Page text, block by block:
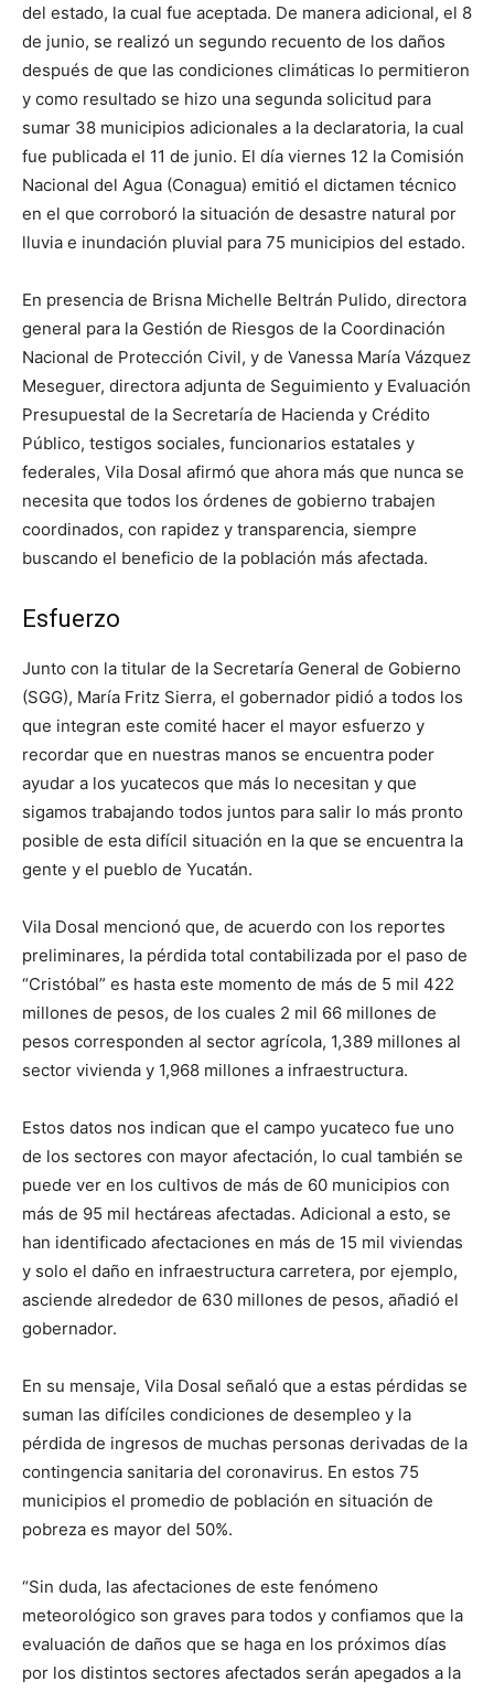
del estado, la cual fue aceptada. De manera adicional, el 8
de junio, se realizó un segundo recuento de los daños
después de que las condiciones climáticas lo permitieron
y como resultado se hizo una segunda solicitud para
sumar 38 municipios adicionales a la declaratoria, la cual
fue publicada el 11 de junio. El día viernes 12 la Comisión
Nacional del Agua (Conagua) emitió el dictamen técnico
en el que corroboró la situación de desastre natural por
lluvia e inundación pluvial para 75 municipios del estado.
En presencia de Brisna Michelle Beltrán Pulido, directora
general para la Gestión de Riesgos de la Coordinación
Nacional de Protección Civil, y de Vanessa María Vázquez
Meseguer, directora adjunta de Seguimiento y Evaluación
Presupuestal de la Secretaría de Hacienda y Crédito
Público, testigos sociales, funcionarios estatales y
federales, Vila Dosal afirmó que ahora más que nunca se
necesita que todos los órdenes de gobierno trabajen
coordinados, con rapidez y transparencia, siempre
buscando el beneficio de la población más afectada.
Esfuerzo
Junto con la titular de la Secretaría General de Gobierno
(SGG), María Fritz Sierra, el gobernador pidió a todos los
que integran este comité hacer el mayor esfuerzo y
recordar que en nuestras manos se encuentra poder
ayudar a los yucatecos que más lo necesitan y que
sigamos trabajando todos juntos para salir lo más pronto
posible de esta difícil situación en la que se encuentra la
gente y el pueblo de Yucatán.
Vila Dosal mencionó que, de acuerdo con los reportes
preliminares, la pérdida total contabilizada por el paso de
“Cristóbal” es hasta este momento de más de 5 mil 422
millones de pesos, de los cuales 2 mil 66 millones de
pesos corresponden al sector agrícola, 1,389 millones al
sector vivienda y 1,968 millones a infraestructura.
Estos datos nos indican que el campo yucateco fue uno
de los sectores con mayor afectación, lo cual también se
puede ver en los cultivos de más de 60 municipios con
más de 95 mil hectáreas afectadas. Adicional a esto, se
han identificado afectaciones en más de 15 mil viviendas
y solo el daño en infraestructura carretera, por ejemplo,
asciende alrededor de 630 millones de pesos, añadió el
gobernador.
En su mensaje, Vila Dosal señaló que a estas pérdidas se
suman las difíciles condiciones de desempleo y la
pérdida de ingresos de muchas personas derivadas de la
contingencia sanitaria del coronavirus. En estos 75
municipios el promedio de población en situación de
pobreza es mayor del 50%.
“Sin duda, las afectaciones de este fenómeno
meteorológico son graves para todos y confiamos que la
evaluación de daños que se haga en los próximos días
por los distintos sectores afectados serán apegados a la